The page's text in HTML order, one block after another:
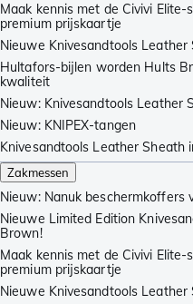
Maak kennis met de Civivi
premium prijskaartje
Nieuwe Knivesandtools Leather
Hultafors-bijlen worden Hults
kwaliteit
Nieuw: Knivesandtools Leather
Nieuw: KNIPEX-tangen
Knivesandtools Leather Sheath
Zakmessen
Nieuw: Nanuk beschermkoffers
Nieuwe Limited Edition
Brown!
Maak kennis met de Civivi
premium prijskaartje
Nieuwe Knivesandtools Leather